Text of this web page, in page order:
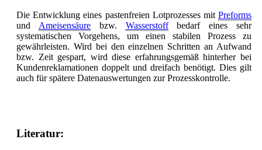
Die Entwicklung eines pastenfreien Lotprozesses mit Preforms
und Ameisensäurebzw. Wasserstoffbedarf eines sehr
systematischen Vorgehens, um einen stabilen Prozess zu
gewährleisten. Wird bei den einzelnen Schritten an Aufwand
bzw. Zeit gespart, wird diese erfahrungsgemäß hinterher bei
Kundenreklamationen doppelt und dreifach benötigt. Dies gilt
auch für spätere Datenauswertungen zur Prozesskontrolle.
Literatur: